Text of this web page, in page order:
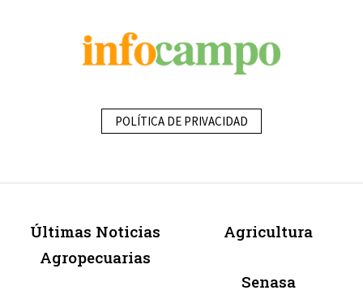
POLÍTICA DE PRIVACIDAD
Últimas Noticias
Agropecuarias
Agricultura
Senasa